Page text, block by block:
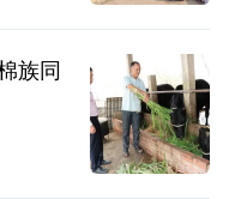
族同